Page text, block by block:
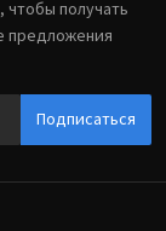
получать
предложения
Подписаться